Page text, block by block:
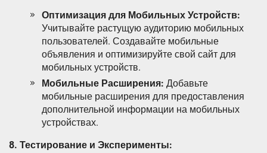
Оптимизация для Мобильных Устройств:
Учитывайте растущую аудиторию мобильных
пользователей. Создавайте мобильные
объявления и оптимизируйте свой сайт для
мобильных устройств.
Мобильные Расширения: Добавьте
мобильные расширения для предоставления
дополнительной информации на мобильных
устройствах.
8. Тестирование и Эксперименты: